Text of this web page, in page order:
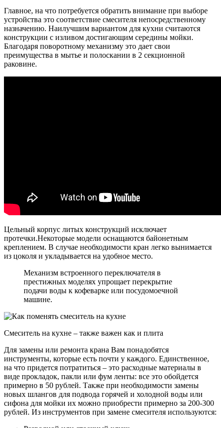
Главное, на что потребуется обратить внимание при выборе
устройства это соответствие смесителя непосредственному
назначению. Наилучшим вариантом для кухни считаются
конструкции с изливом достигающим середины мойки.
Благодаря поворотному механизму это дает свои
преимущества в мытье и полоскании в 2 секционной
раковине.
Цельный корпус литых конструкций исключает
протечки.Некоторые модели оснащаются байонетным
креплением. В случае необходимости кран легко вынимается
из цоколя и укладывается на удобное место.
Механизм встроенного переключателя в
престижных моделях упрощает перекрытие
подачи воды к кофеварке или посудомоечной
машине.
Смеситель на кухне – также важен как и плита
Для замены или ремонта крана Вам понадобятся
инструменты, которые есть почти у каждого. Единственное,
на что придется потратиться – это расходные материалы в
виде прокладок, пакли или фум ленты: все это обойдется
примерно в 50 рублей. Также при необходимости замены
новых шлангов для подвода горячей и холодной воды или
сифона для мойки их можно приобрести примерно за 200-300
рублей. Из инструментов при замене смесителя используются: